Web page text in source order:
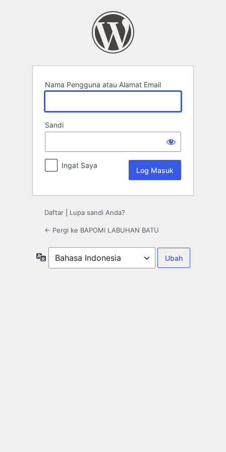
Nama Pengguna atau Alamat Email
Sandi
Ingat Saya
Daftar Lupa sandi Anda?
← Pergi ke BAPOMI LABUHAN BATU
Bahasa